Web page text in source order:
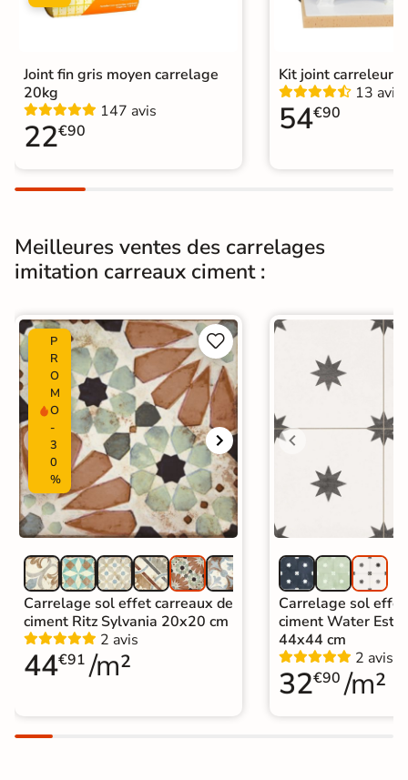
Résistant au Gel
Plancher
Chauffant
Conditionnement
Choix
Support Chape Ancien carrelage
Normes Certification CE
Origine Espagne
Type de pose Pose collée
Catégories
Carrelage carreaux de ciment
Carrelage Blanc
Carrelage 20x20 cm
Carrelage intérieur / extérieur
identique
|Carrelage sol cuisine
Carrelage Chambre|Carrelage WC
Joint fin gris moyen carrelage
20kg
147 avis
22€90
Kit joint carreleur
13 avis
54€90
Meilleures ventes des carrelages
imitation carreaux ciment :
P
R
O
M
O
-
3
0
%


Carrelage sol effet carreaux de
ciment Ritz Sylvania 20x20 cm
2 avis
44€91 /m²
Carrelage sol
ciment Water
44x44 cm
2 avis
32€90 /m²